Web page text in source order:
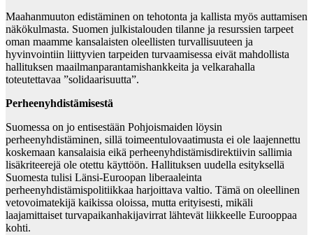
Maahanmuuton edistäminen on tehotonta ja kallista myös auttamisen
näkökulmasta. Suomen julkistalouden tilanne ja resurssien tarpeet
oman maamme kansalaisten oleellisten turvallisuuteen ja
hyvinvointiin liittyvien tarpeiden turvaamisessa eivät mahdollista
hallituksen maailmanparantamishankkeita ja velkarahalla
toteutettavaa ”solidaarisuutta”.
Perheenyhdistämisestä
Suomessa on jo entisestään Pohjoismaiden löysin
perheenyhdistäminen, sillä toimeentulovaatimusta ei ole laajennettu
koskemaan kansalaisia eikä perheenyhdistämisdirektiivin sallimia
lisäkriteerejä ole otettu käyttöön. Hallituksen uudella esityksellä
Suomesta tulisi Länsi-Euroopan liberaaleinta
perheenyhdistämispolitiikkaa harjoittava valtio. Tämä on oleellinen
vetovoimatekijä kaikissa oloissa, mutta erityisesti, mikäli
laajamittaiset turvapaikanhakijavirrat lähtevät liikkeelle Eurooppaa
kohti.